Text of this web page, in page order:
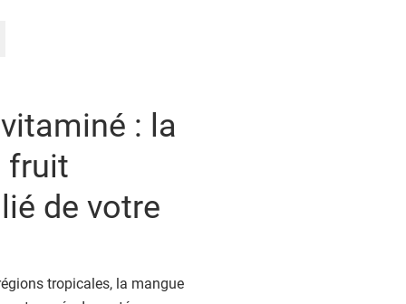
: la
fruit
de votre
tropicales, la mangue